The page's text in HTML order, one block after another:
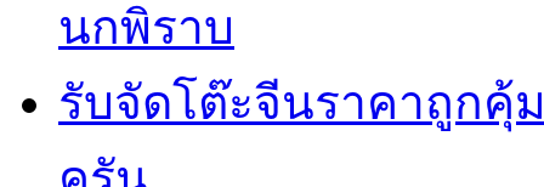
นกพิราบ
รับจัดโต๊ะจีนราคาถูกคุ้